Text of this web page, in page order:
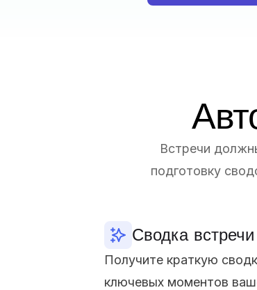
Встречи
подготовку
Сводка встречи
Получите краткую
ключевых моментов